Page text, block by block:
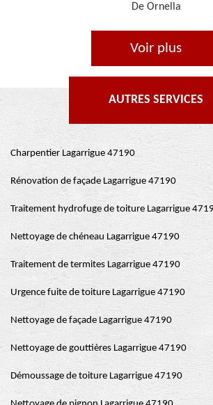
De Je cours je peins
Voir plus
AUTRES SERVICES
Charpentier Lagarrigue 47190
Rénovation de façade Lagarrigue 47190
Traitement hydrofuge de toiture Lagarrigue
Nettoyage de chéneau Lagarrigue 47190
Traitement de termites Lagarrigue 47190
Urgence fuite de toiture Lagarrigue 47190
Nettoyage de façade Lagarrigue 47190
Nettoyage de gouttières Lagarrigue 47190
Démoussage de toiture Lagarrigue 47190